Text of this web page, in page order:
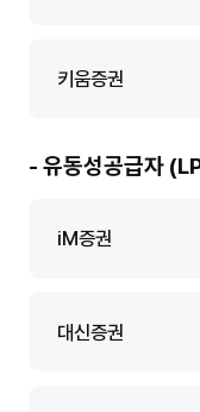
키움증권
- 유동성공급자
iM증권
대신증권